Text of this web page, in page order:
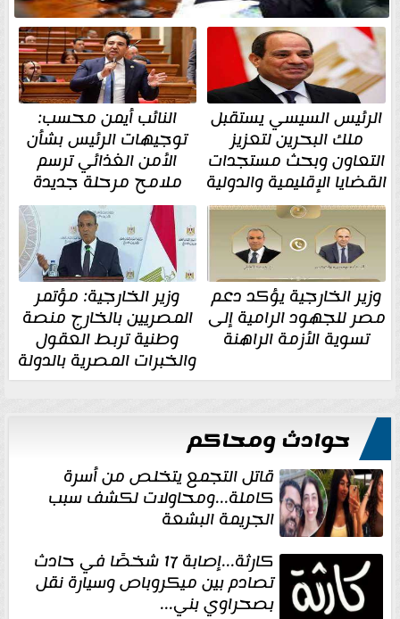
الرئيس السيسي يستقبل
ملك البحرين لتعزيز
التعاون وبحث مستجدات
القضايا الإقليمية والدولية
النائب أيمن محسب:
توجيهات الرئيس بشأن
الأمن الغذائي ترسم
ملامح مرحلة جديدة
وزير الخارجية يؤكد دعم
مصر للجهود الرامية إلى
تسوية الأزمة الراهنة
وزير الخارجية: مؤتمر
المصريين بالخارج منصة
وطنية تربط العقول
والخبرات المصرية بالدولة
حوادث ومحاكم
قاتل التجمع يتخلص من أسرة
كاملة...ومحاولات لكشف سبب
الجريمة البشعة
كارثة...إصابة 17 شخصًا في حادث
تصادم بين ميكروباص وسيارة نقل
بصحراوي بني...